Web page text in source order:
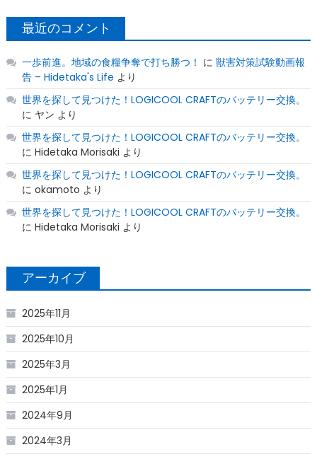
最近のコメント
一歩前進。地域の食糧争奪で打ち勝つ！ に 獣害対策試験動画報
告 – Hidetaka's Life より
世界を探して見つけた！LOGICOOL CRAFTのバッテリー交換。
に ヤン より
世界を探して見つけた！LOGICOOL CRAFTのバッテリー交換。
に Hidetaka Morisaki より
世界を探して見つけた！LOGICOOL CRAFTのバッテリー交換。
に okamoto より
世界を探して見つけた！LOGICOOL CRAFTのバッテリー交換。
に Hidetaka Morisaki より
アーカイブ
2025年11月
2025年10月
2025年3月
2025年1月
2024年9月
2024年3月